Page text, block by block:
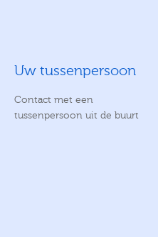
Uw tussenpersoon
Contact met een
tussenpersoon uit de buurt